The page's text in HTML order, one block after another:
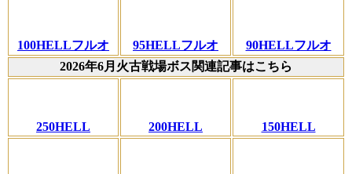
100HELLフルオ 95HELLフルオ
90HELLフルオ
2026年6月火古戦場ボス関連記事はこちら
250HELL 200HELL 150HELL